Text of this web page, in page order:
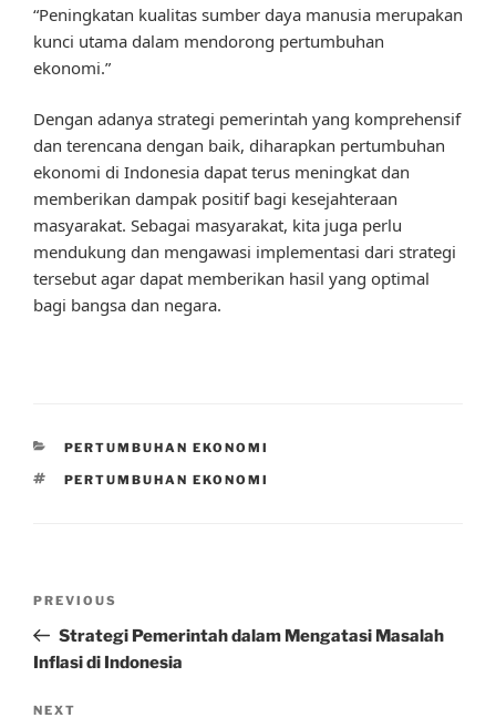
“Peningkatan kualitas sumber daya manusia merupakan
kunci utama dalam mendorong pertumbuhan
ekonomi.”
Dengan adanya strategi pemerintah yang komprehensif
dan terencana dengan baik, diharapkan pertumbuhan
ekonomi di Indonesia dapat terus meningkat dan
memberikan dampak positif bagi kesejahteraan
masyarakat. Sebagai masyarakat, kita juga perlu
mendukung dan mengawasi implementasi dari strategi
tersebut agar dapat memberikan hasil yang optimal
bagi bangsa dan negara.
CATEGORIES
PERTUMBUHAN EKONOMI
TAGS
PERTUMBUHAN EKONOMI
Previous
Post
PREVIOUS
Strategi Pemerintah dalam Mengatasi Masalah
Inflasi di Indonesia
Next
NEXT